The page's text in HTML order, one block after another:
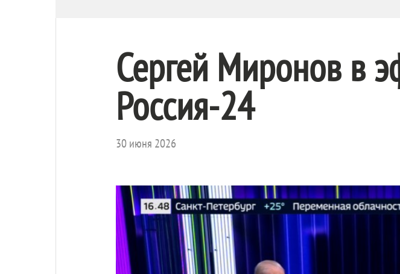
Сергей Миронов в
Россия-24
30 июня 2026